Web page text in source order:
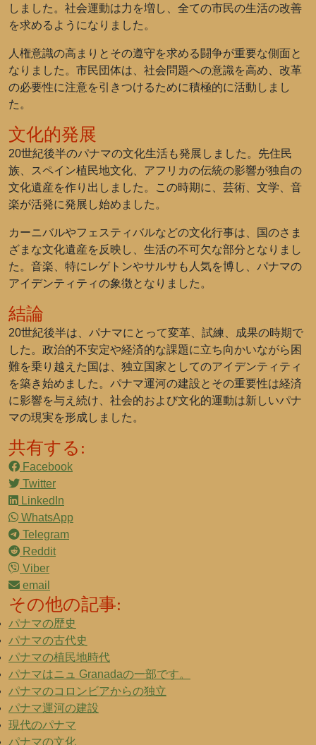
しました。社会運動は力を増し、全ての市民の生活の改善
を求めるようになりました。
人権意識の高まりとその遵守を求める闘争が重要な側面と
なりました。市民団体は、社会問題への意識を高め、改革
の必要性に注意を引きつけるために積極的に活動しまし
た。
文化的発展
20世紀後半のパナマの文化生活も発展しました。先住民
族、スペイン植民地文化、アフリカの伝統の影響が独自の
文化遺産を作り出しました。この時期に、芸術、文学、音
楽が活発に発展し始めました。
カーニバルやフェスティバルなどの文化行事は、国のさま
ざまな文化遺産を反映し、生活の不可欠な部分となりまし
た。音楽、特にレゲトンやサルサも人気を博し、パナマの
アイデンティティの象徴となりました。
結論
20世紀後半は、パナマにとって変革、試練、成果の時期で
した。政治的不安定や経済的な課題に立ち向かいながら困
難を乗り越えた国は、独立国家としてのアイデンティティ
を築き始めました。パナマ運河の建設とその重要性は経済
に影響を与え続け、社会的および文化的運動は新しいパナ
マの現実を形成しました。
共有する:
Facebook
Twitter
LinkedIn
WhatsApp
Telegram
Reddit
Viber
email
その他の記事:
パナマの歴史
パナマの古代史
パナマの植民地時代
パナマはニュ Granadaの一部です。
パナマのコロンビアからの独立
パナマ運河の建設
現代のパナマ
パナマの文化